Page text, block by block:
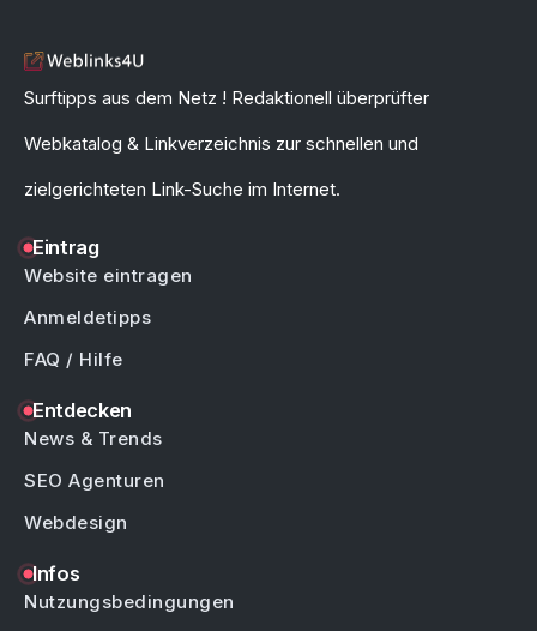
Surftipps aus dem Netz ! Redaktionell überprüfter
Webkatalog & Linkverzeichnis zur schnellen und
zielgerichteten Link-Suche im Internet.
Eintrag
Website eintragen
Anmeldetipps
FAQ / Hilfe
Entdecken
News & Trends
SEO Agenturen
Webdesign
Infos
Nutzungsbedingungen